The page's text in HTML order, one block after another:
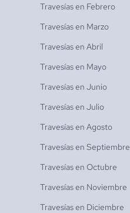
Travesías en Febrero
Travesías en Marzo
Travesías en Abril
Travesías en Mayo
Travesías en Junio
Travesías en Julio
Travesías en Agosto
Travesías en Septiembre
Travesías en Octubre
Travesías en Noviembre
Travesías en Diciembre